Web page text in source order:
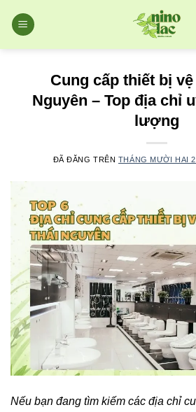
đến
Cung cấp thiết bị
Nguyên – Top địa chỉ
lượng
ĐÃ ĐĂNG TRÊN THÁNG MƯỜI HAI
Nếu bạn đang tìm kiếm các địa chỉ